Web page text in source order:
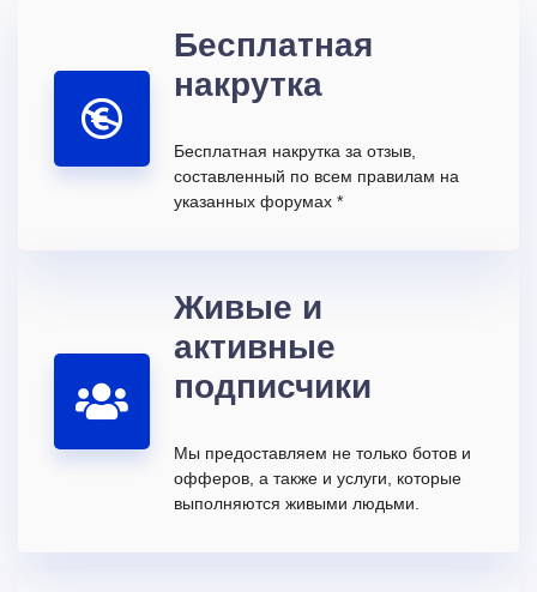
Бесплатная
накрутка
Бесплатная накрутка за отзыв,
составленный по всем правилам на
указанных форумах *
Живые и
активные
подписчики
Мы предоставляем не только ботов и
офферов, а также и услуги, которые
выполняются живыми людьми.